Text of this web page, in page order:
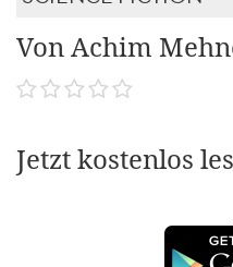
Von Achim
Jetzt kostenlos